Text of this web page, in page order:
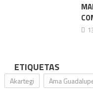
ETIQUETAS
Akartegi Ama